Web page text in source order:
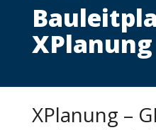
XPlanung
XPlanung –